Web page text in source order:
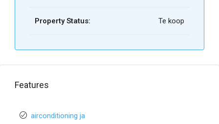
Property Status: Te koop
Features
airconditioning ja